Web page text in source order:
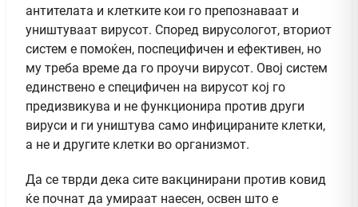
антителата и клетките кои го препознаваат и
уништуваат вирусот. Според вирусологот, вториот
систем е помоќен, поспецифичен и ефективен, но
му треба време да го проучи вирусот. Овој систем
единствено е специфичен на вирусот кој го
предизвикува и не функционира против други
вируси и ги уништува само инфицираните клетки,
а не и другите клетки во организмот.
Да се тврди дека сите вакцинирани против ковид
ќе почнат да умираат наесен, освен што е